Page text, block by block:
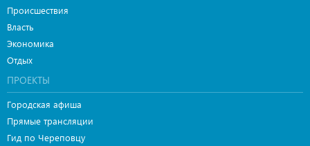
Происшествия
Власть
Экономика
Отдых
ПРОЕКТЫ
Городская афиша
Прямые трансляции
Гид по Череповцу